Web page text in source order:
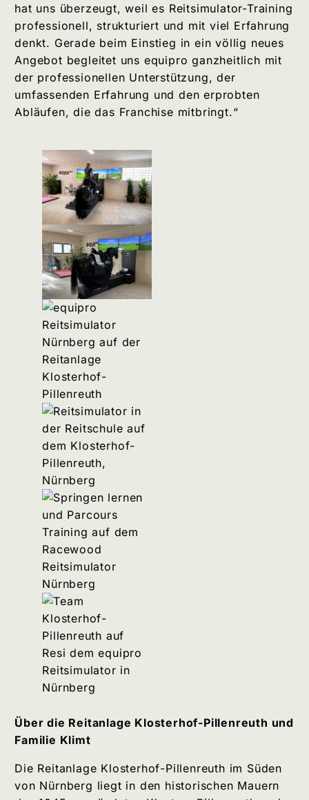
hat uns überzeugt, weil es Reitsimulator-Training
professionell, strukturiert und mit viel Erfahrung
denkt. Gerade beim Einstieg in ein völlig neues
Angebot begleitet uns equipro ganzheitlich mit
der professionellen Unterstützung, der
umfassenden Erfahrung und den erprobten
Abläufen, die das Franchise mitbringt.“
Über die Reitanlage Klosterhof-Pillenreuth und
Familie Klimt
Die Reitanlage Klosterhof-Pillenreuth im Süden
von Nürnberg liegt in den historischen Mauern